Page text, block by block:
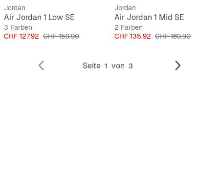
Jordan
Air Jordan 1 Low SE
3 Farben
Preis
CHF 127.92 Originalpreis
CHF 159.90
Jordan
Air Jordan 1 Mid SE
2 Farben
Preis
CHF 135.92 Originalpreis
CHF 169.90
Seite 1 von 3